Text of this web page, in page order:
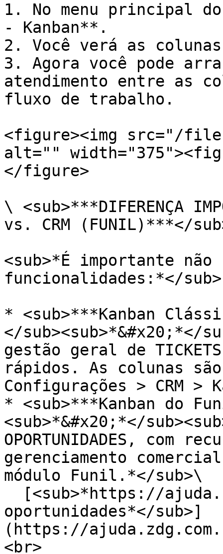
1. No menu principal
- Kanban**.
2. Você verá as
3. Agora você pode
atendimento entre as
fluxo de trabalho.
<figure><img src="/files/
alt=""
</figure>
\ <sub>***DIFERENÇA
vs. CRM (FUNIL)***</
<sub>*É importante
funcionalidades:*</sub>
* <sub>***Kanban
</sub><sub>*&#x20;*</
gestão geral de
rápidos. As colunas
Configurações > CRM >
* <sub>***Kanban do
<sub>*&#x20;*</
OPORTUNIDADES, com
gerenciamento
módulo Funil.*</sub>\
oportunidades*</sub>]
(https://
<br>